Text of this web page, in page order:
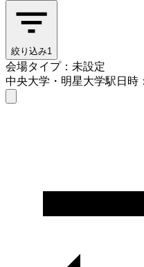
絞り込み1
会場タイプ：未設定
中央大学・明星大学駅日時